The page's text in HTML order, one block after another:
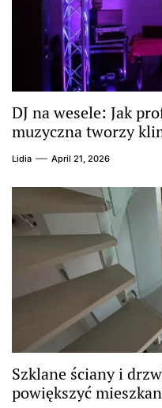
DJ na wesele: Jak
muzyczna tworzy
w życiu?
Lidia April 21, 2026
Szklane ściany i
powiększyć